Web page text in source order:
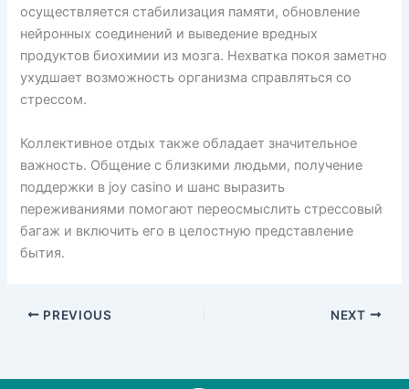
осуществляется стабилизация памяти, обновление
нейронных соединений и выведение вредных
продуктов биохимии из мозга. Нехватка покоя заметно
ухудшает возможность организма справляться со
стрессом.
Коллективное отдых также обладает значительное
важность. Общение с близкими людьми, получение
поддержки в joy casino и шанс выразить
переживаниями помогают переосмыслить стрессовый
багаж и включить его в целостную представление
бытия.
PREVIOUS NEXT